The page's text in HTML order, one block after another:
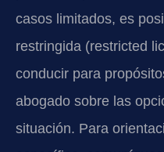
casos limitados, es
restringida (restricted
conducir para
abogado sobre las
situación. Para